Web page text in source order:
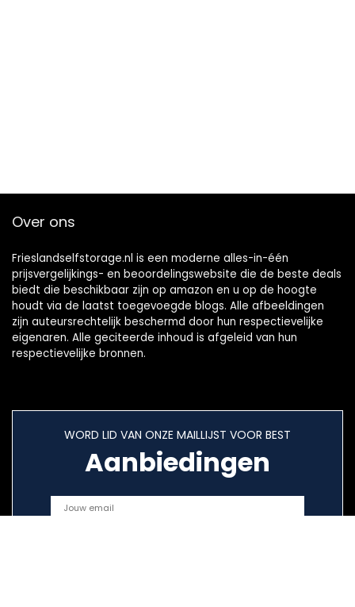
Over ons
Frieslandselfstorage.nl is een moderne alles-in-één
prijsvergelijkings- en beoordelingswebsite die de beste deals
biedt die beschikbaar zijn op amazon en u op de hoogte
houdt via de laatst toegevoegde blogs. Alle afbeeldingen
zijn auteursrechtelijk beschermd door hun respectievelijke
eigenaren. Alle geciteerde inhoud is afgeleid van hun
respectievelijke bronnen.
WORD LID VAN ONZE MAILLIJST VOOR BEST
Aanbiedingen